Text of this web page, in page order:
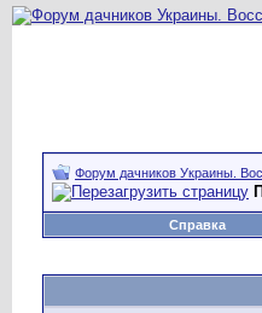
Форум дачников Украины.
Справка